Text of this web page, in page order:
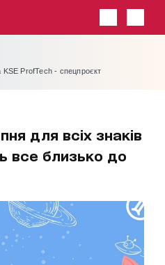
ProfTech - спецпроєкт
для всіх знаків
все близько до